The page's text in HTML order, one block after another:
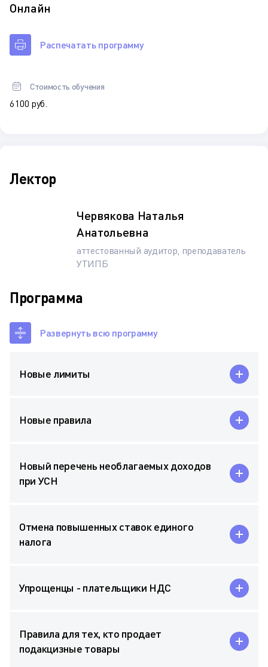
Онлайн
Распечатать программу
Стоимость обучения
6 100 руб.
Лектор
Червякова Наталья
Анатольевна
аттестованный аудитор, преподаватель
УТИПБ
Программа
Развернуть всю программу
Новые лимиты
Новые правила
Новый перечень необлагаемых доходов
при УСН
Отмена повышенных ставок единого
налога
Упрощенцы - плательщики НДС
Правила для тех, кто продает
подакцизные товары